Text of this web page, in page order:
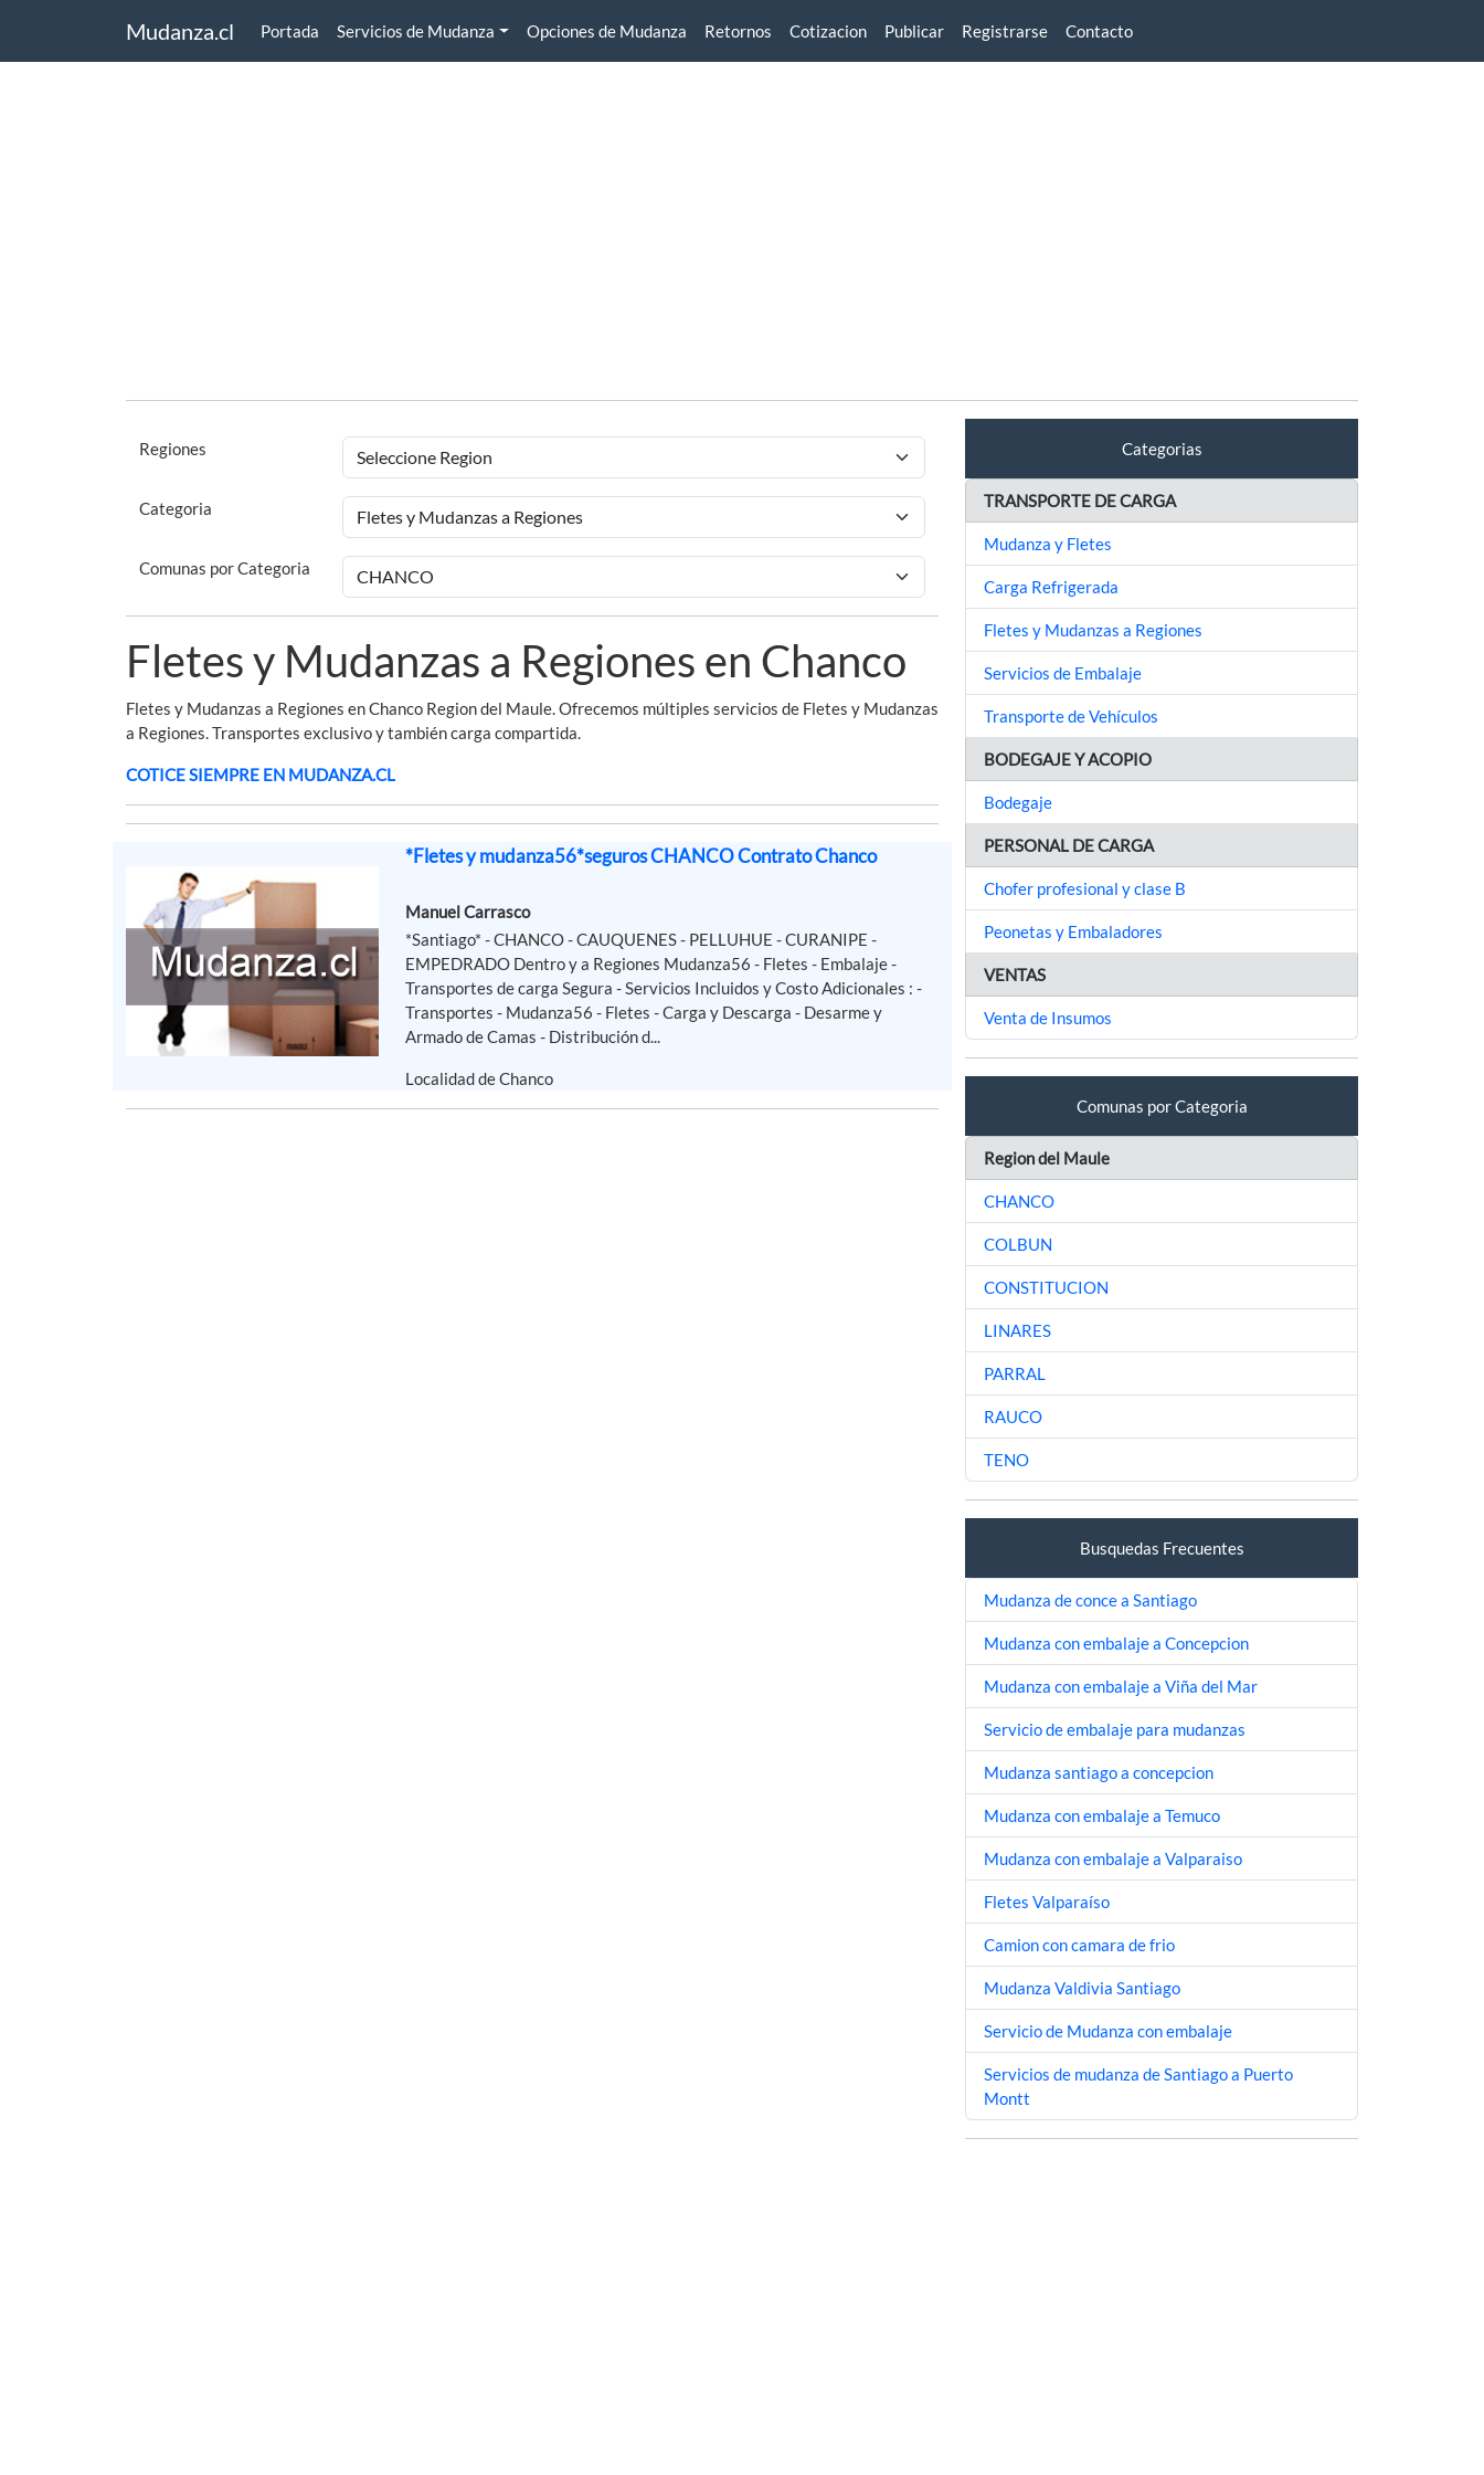
Mudanza.cl Portada Servicios de Mudanza Opciones de Mudanza Retornos Cotizacion Publicar Registrarse Contacto
Regiones
Categoria
Comunas por Categoria
Fletes y Mudanzas a Regiones en Chanco
Fletes y Mudanzas a Regiones en Chanco Region del Maule. Ofrecemos múltiples servicios de Fletes y Mudanzas
a Regiones. Transportes exclusivo y también carga compartida.
COTICE SIEMPRE EN MUDANZA.CL
*Fletes y mudanza56*seguros CHANCO Contrato Chanco
Manuel Carrasco
*Santiago* - CHANCO - CAUQUENES - PELLUHUE - CURANIPE -
EMPEDRADO Dentro y a Regiones Mudanza56 - Fletes - Embalaje -
Transportes de carga Segura - Servicios Incluidos y Costo Adicionales : -
Transportes - Mudanza56 - Fletes - Carga y Descarga - Desarme y
Armado de Camas - Distribución d...
Localidad de Chanco
Categorias
TRANSPORTE DE CARGA
Mudanza y Fletes
Carga Refrigerada
Fletes y Mudanzas a Regiones
Servicios de Embalaje
Transporte de Vehículos
BODEGAJE Y ACOPIO
Bodegaje
PERSONAL DE CARGA
Chofer profesional y clase B
Peonetas y Embaladores
VENTAS
Venta de Insumos
Comunas por Categoria
Region del Maule
CHANCO
COLBUN
CONSTITUCION
LINARES
PARRAL
RAUCO
TENO
Busquedas Frecuentes
Mudanza de conce a Santiago
Mudanza con embalaje a Concepcion
Mudanza con embalaje a Viña del Mar
Servicio de embalaje para mudanzas
Mudanza santiago a concepcion
Mudanza con embalaje a Temuco
Mudanza con embalaje a Valparaiso
Fletes Valparaíso
Camion con camara de frio
Mudanza Valdivia Santiago
Servicio de Mudanza con embalaje
Servicios de mudanza de Santiago a Puerto
Montt